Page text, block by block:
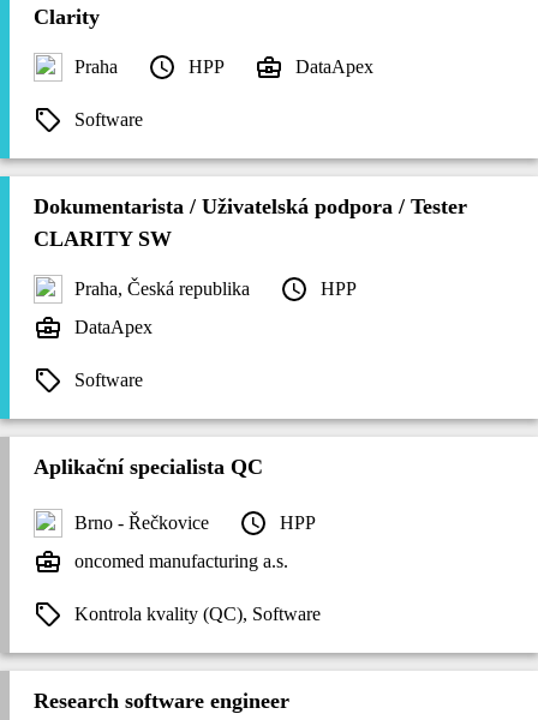
Clarity
Praha HPP DataApex
Software
Dokumentarista / Uživatelská podpora / Tester
CLARITY SW
Praha, Česká republika
HPP
DataApex
Software
Aplikační specialista QC
Brno - Řečkovice
HPP
oncomed manufacturing a.s.
Kontrola kvality (QC), Software
Research software engineer